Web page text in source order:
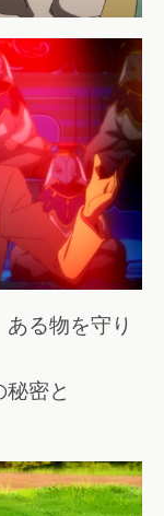
る物を守り
密と